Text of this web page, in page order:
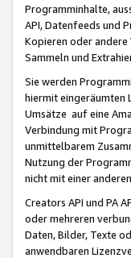
Programminhalte,
API, Datenfeeds und
Kopieren oder
Sammeln und
Sie werden
hiermit eingeräumten
Umsätze auf eine
Verbindung mit
unmittelbarem
Nutzung der
nicht mit einer
Creators API und PA
oder mehreren
Daten, Bilder, Texte
anwendbaren